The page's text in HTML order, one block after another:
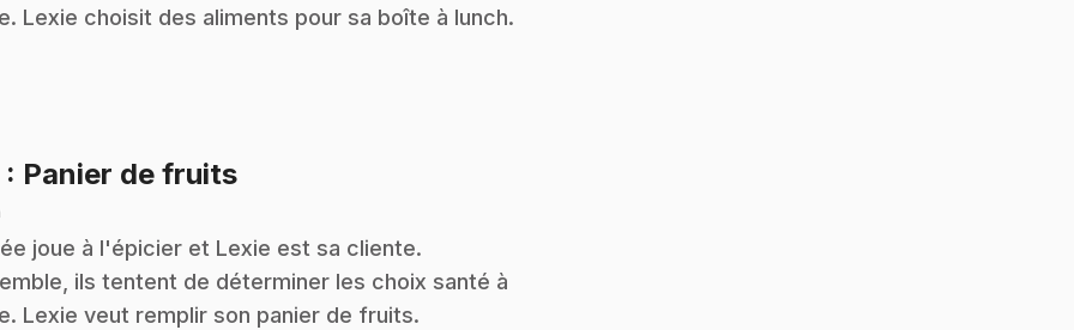
Lexie choisit des aliments pour sa boîte à lunch.
: Panier de fruits.
joue à l'épicier et Lexie est sa cliente.
ils tentent de déterminer les choix santé à
Lexie veut remplir son panier de fruits.